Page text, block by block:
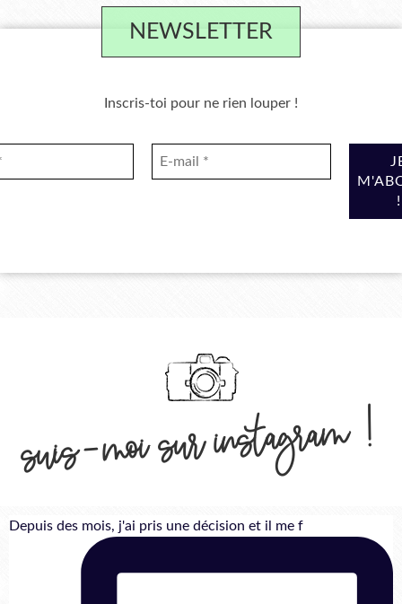
NEWSLETTER
Inscris-toi pour ne rien louper !
suis-moi sur instagram !
Depuis des mois, j'ai pris une décision et il me f